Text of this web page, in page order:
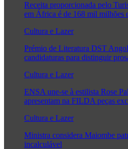
Receita proporcionada pelo
em África é de 168 mil
Cultura e Lazer
Prémio de Literatura DST
candidaturas para distinguir
Cultura e Lazer
ENSA une-se à estilista Rose
apresentam na FILDA peças
Cultura e Lazer
Ministra considera Maiombe
incalculável